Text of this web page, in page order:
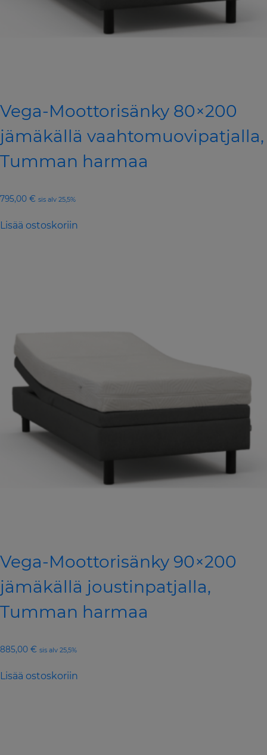
Vega-Moottorisänky 80×200
jämäkällä vaahtomuovipatjalla,
Tumman harmaa
795,00 € sis alv 25,5%
Lisää ostoskoriin
Vega-Moottorisänky 90×200
jämäkällä joustinpatjalla,
Tumman harmaa
885,00 € sis alv 25,5%
Lisää ostoskoriin